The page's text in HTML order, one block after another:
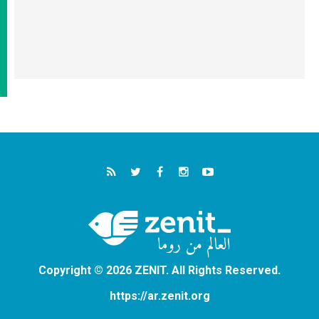
Copyright © 2026 ZENIT. All Rights Reserved.
https://ar.zenit.org